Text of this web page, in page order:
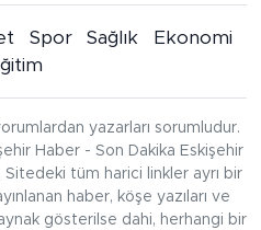
Spor Sağlık
Ekonomi
yazarları sorumludur.
Haber - Son Dakika Eskişehir
tüm harici linkler ayrı bir
haber, köşe yazıları ve
gösterilse dahi, herhangi bir